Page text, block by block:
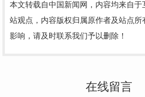
本文转载自中国新闻网，内容均来自于
站观点，内容版权归属原作者及站点所
影响，请及时联系我们予以删除！
在线留言